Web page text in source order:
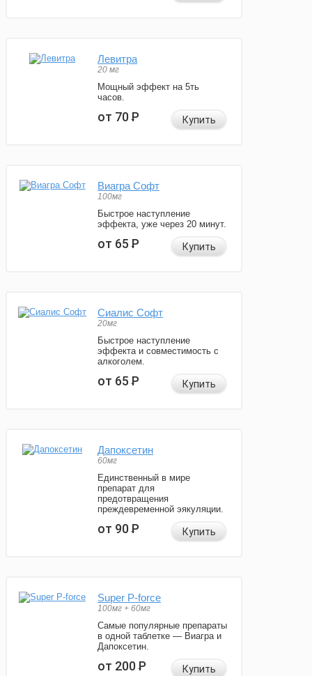
Левитра
20 мг
Мощный эффект на 5ть
часов.
от 70Р Купить
Виагра Софт
100мг
Быстрое наступление
эффекта, уже через 20 минут.
от 65Р Купить
Сиалис Софт
20мг
Быстрое наступление
эффекта и совместимость с
алкоголем.
от 65Р Купить
Дапоксетин
60мг
Единственный в мире
препарат для
предотвращения
преждевременной эякуляции.
от 90Р Купить
Super P-force
100мг + 60мг
Самые популярные препараты
в одной таблетке — Виагра и
Дапоксетин.
от 200Р Купить